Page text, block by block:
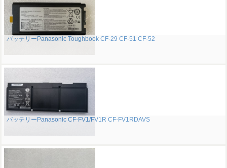
バッテリーPanasonic Toughbook CF-29 CF-51 CF-52
バッテリーPanasonic CF-FV1/FV1R CF-FV1RDAVS